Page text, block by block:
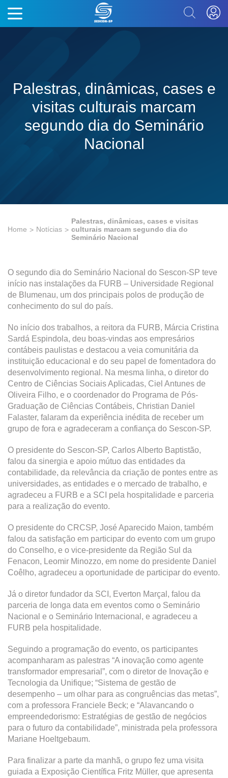
Palestras, dinâmicas, cases e
visitas culturais marcam
segundo dia do Seminário
Nacional
Home Notícias
Palestras, dinâmicas, cases e visitas
culturais marcam segundo dia do
Seminário Nacional
O segundo dia do Seminário Nacional do Sescon-SP teve
início nas instalações da FURB – Universidade Regional
de Blumenau, um dos principais polos de produção de
conhecimento do sul do país.
No início dos trabalhos, a reitora da FURB, Márcia Cristina
Sardá Espindola, deu boas-vindas aos empresários
contábeis paulistas e destacou a veia comunitária da
instituição educacional e do seu papel de fomentadora do
desenvolvimento regional. Na mesma linha, o diretor do
Centro de Ciências Sociais Aplicadas, Ciel Antunes de
Oliveira Filho, e o coordenador do Programa de Pós-
Graduação de Ciências Contábeis, Christian Daniel
Falaster, falaram da experiência inédita de receber um
grupo de fora e agradeceram a confiança do Sescon-SP.
O presidente do Sescon-SP, Carlos Alberto Baptistão,
falou da sinergia e apoio mútuo das entidades da
contabilidade, da relevância da criação de pontes entre as
universidades, as entidades e o mercado de trabalho, e
agradeceu a FURB e a SCI pela hospitalidade e parceria
para a realização do evento.
O presidente do CRCSP, José Aparecido Maion, também
falou da satisfação em participar do evento com um grupo
do Conselho, e o vice-presidente da Região Sul da
Fenacon, Leomir Minozzo, em nome do presidente Daniel
Coêlho, agradeceu a oportunidade de participar do evento.
Já o diretor fundador da SCI, Everton Marçal, falou da
parceria de longa data em eventos como o Seminário
Nacional e o Seminário Internacional, e agradeceu a
FURB pela hospitalidade.
Seguindo a programação do evento, os participantes
acompanharam as palestras “A inovação como agente
transformador empresarial”, com o diretor de Inovação e
Tecnologia da Unifique; “Sistema de gestão de
desempenho – um olhar para as congruências das metas”,
com a professora Franciele Beck; e “Alavancando o
empreendedorismo: Estratégias de gestão de negócios
para o futuro da contabilidade”, ministrada pela professora
Mariane Hoeltgebaum.
Para finalizar a parte da manhã, o grupo fez uma visita
guiada a Exposição Científica Fritz Müller, que apresenta